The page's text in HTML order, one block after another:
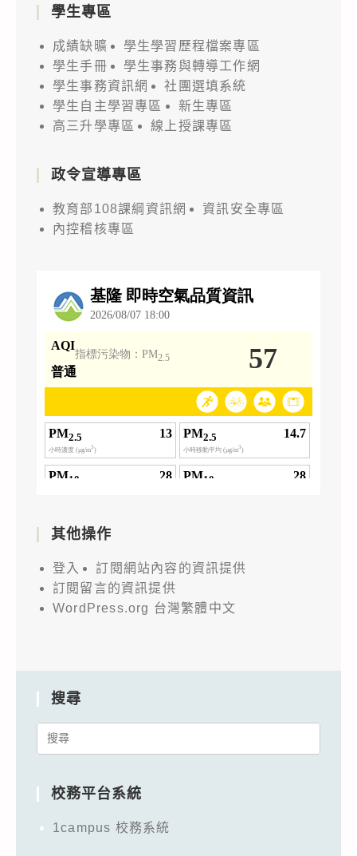
學生專區
成績缺曠
學生學習歷程檔案專區
學生手冊
學生事務與轉導工作網
學生事務資訊網
社團選填系統
學生自主學習專區
新生專區
高三升學專區
線上授課專區
政令宣導專區
教育部108課綱資訊網
資訊安全專區
內控稽核專區
其他操作
登入
訂閱網站內容的資訊提供
訂閱留言的資訊提供
WordPress.org 台灣繁體中文
搜尋
Search
校務平台系統
1campus 校務系統